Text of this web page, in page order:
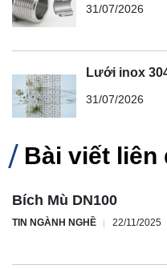
31/07/2026
Lưới inox
31/07/2026
Bài viết liên
Bích Mù DN100
TIN NGÀNH NGHỀ 22/11/2025